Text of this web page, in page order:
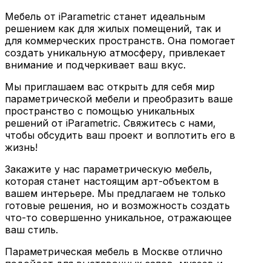
Мебель от iParametric станет идеальным
решением как для жилых помещений, так и
для коммерческих пространств. Она помогает
создать уникальную атмосферу, привлекает
внимание и подчеркивает ваш вкус.
Мы приглашаем вас открыть для себя мир
параметрической мебели и преобразить ваше
пространство с помощью уникальных
решений от iParametric. Свяжитесь с нами,
чтобы обсудить ваш проект и воплотить его в
жизнь!
Закажите у нас параметрическую мебель,
которая станет настоящим арт-объектом в
вашем интерьере. Мы предлагаем не только
готовые решения, но и возможность создать
что-то совершенно уникальное, отражающее
ваш стиль.
Параметрическая мебель в Москве отлично